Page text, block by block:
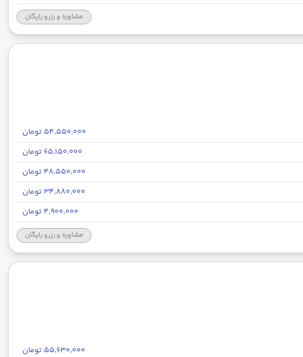
مشاوره و رزرو رایگان
۵۴٬۵۵۰٬۰۰۰ تومان
۶۵٬۱۵۰٬۰۰۰ تومان
۴۸٬۵۵۰٬۰۰۰ تومان
۳۴٬۸۸۰٬۰۰۰ تومان
۴٬۹۰۰٬۰۰۰ تومان
مشاوره و رزرو رایگان
۵۵٬۶۳۰٬۰۰۰ تومان